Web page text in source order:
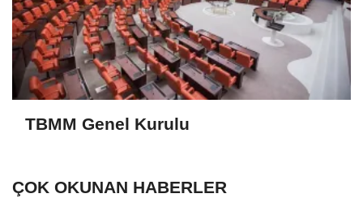
TBMM Genel Kurulu
ÇOK OKUNAN HABERLER